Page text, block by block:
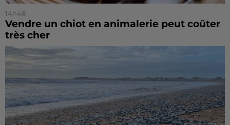
14h48
Vendre un chiot en animalerie peut coûter
très cher